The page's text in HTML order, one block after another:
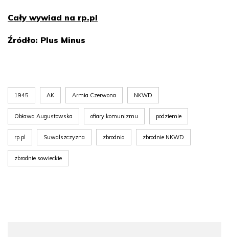
Cały wywiad na rp.pl
Źródło: Plus Minus
1945 AK Armia Czerwona NKWD
Obława Augustowska ofiary komunizmu podziemie
rp.pl Suwalszczyzna zbrodnia zbrodnie NKWD
zbrodnie sowieckie